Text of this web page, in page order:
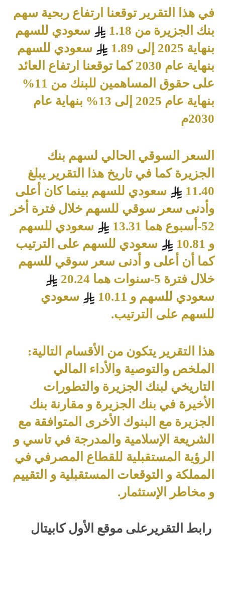
في هذا التقرير توقعنا ارتفاع ربحية سهم
بنك الجزيرة من 1.18
سعودي للسهم
بنهاية 2025 إلى 1.89
سعودي للسهم
بنهاية عام 2030 كما توقعنا ارتفاع العائد
على حقوق المساهمين للبنك من 11%
بنهاية عام 2025 إلى 13% بنهاية عام
2030م
السعر السوقي الحالي لسهم بنك
الجزيرة كما في تاريخ هذا التقرير يبلغ
11.40
سعودي للسهم بينما كان أعلى
وأدنى سعر سوقي للسهم خلال فترة أخر
52-أسبوع هما 13.31
سعودي للسهم
و 10.81
سعودي للسهم على الترتيب
كما أن أعلى و أدنى سعر سوقي للسهم
خلال فترة 5-سنوات هما 20.24
سعودي للسهم و 10.11
سعودي
للسهم على الترتيب.
هذا التقرير يتكون من الأقسام التالية:
الملخص والتوصية والأداء المالي
التاريخي لبنك الجزيرة والتطورات
الأخيرة في بنك الجزيرة و مقارنة بنك
الجزيرة مع البنوك الأخرى المتوافقة مع
الشريعة الإسلامية والمدرجة في تاسي و
الرؤية المستقبلية للقطاع المصرفي في
المملكة و التوقعات المستقبلية و التقييم
و مخاطر الإستثمار.
رابط التقريرعلى موقع الأول كابيتال